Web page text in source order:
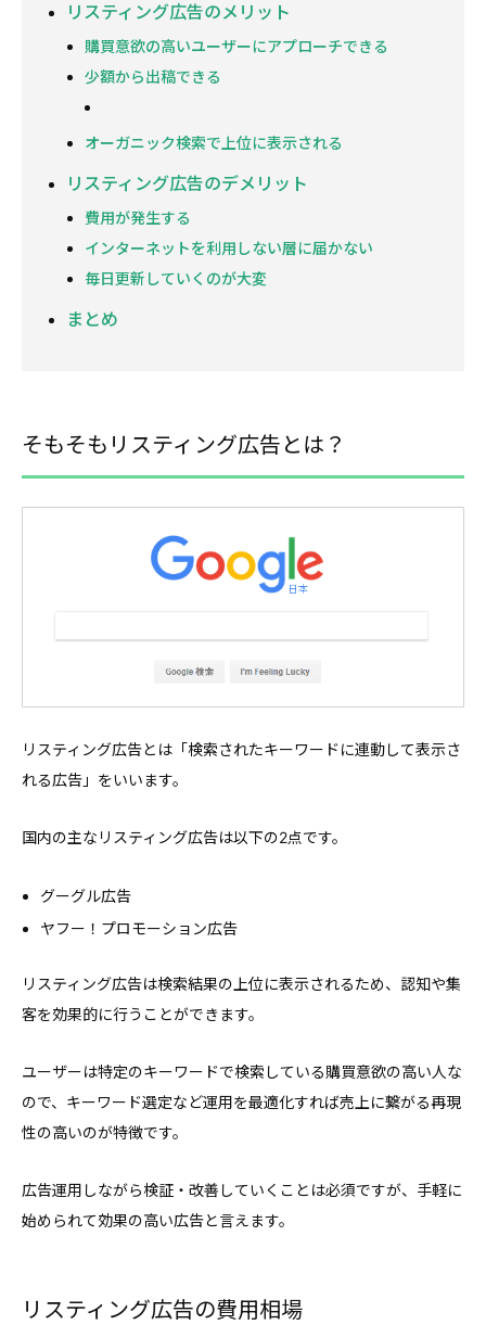
リスティング広告のメリット
購買意欲の高いユーザーにアプローチできる
少額から出稿できる
オーガニック検索で上位に表示される
リスティング広告のデメリット
費用が発生する
インターネットを利用しない層に届かない
毎日更新していくのが大変
まとめ
そもそもリスティング広告とは？
リスティング広告とは「検索されたキーワードに連動して表示さ
れる広告」をいいます。
国内の主なリスティング広告は以下の2点です。
グーグル広告
ヤフー！プロモーション広告
リスティング広告は検索結果の上位に表示されるため、認知や集
客を効果的に行うことができます。
ユーザーは特定のキーワードで検索している購買意欲の高い人な
ので、キーワード選定など運用を最適化すれば売上に繋がる再現
性の高いのが特徴です。
広告運用しながら検証・改善していくことは必須ですが、手軽に
始められて効果の高い広告と言えます。
リスティング広告の費用相場